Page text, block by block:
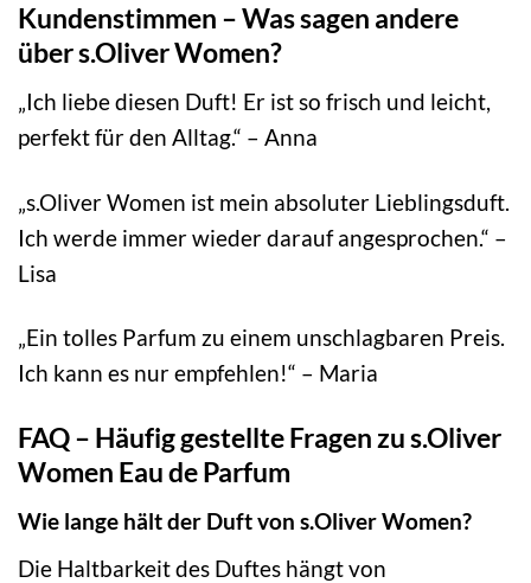
Kundenstimmen – Was sagen andere
über s.Oliver Women?
„Ich liebe diesen Duft! Er ist so frisch und leicht,
perfekt für den Alltag.“ – Anna
„s.Oliver Women ist mein absoluter Lieblingsduft.
Ich werde immer wieder darauf angesprochen.“ –
Lisa
„Ein tolles Parfum zu einem unschlagbaren Preis.
Ich kann es nur empfehlen!“ – Maria
FAQ – Häufig gestellte Fragen zu s.Oliver
Women Eau de Parfum
Wie lange hält der Duft von s.Oliver Women?
Die Haltbarkeit des Duftes hängt von